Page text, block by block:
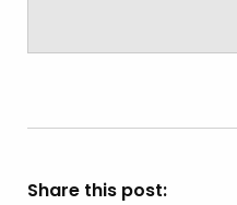
Share this post: